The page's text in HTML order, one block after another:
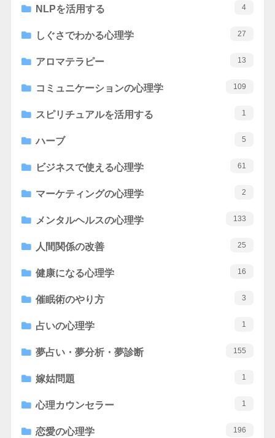
NLPを活用する 4
しぐさでわかる心理学 27
アロマテラピー 13
コミュニケーションの心理学 109
スピリチュアルを活用する 1
ハーブ 5
ビジネスで使える心理学 61
マーケティングの心理学 2
メンタルヘルスの心理学 133
人間関係の改善 25
健康になる心理学 16
催眠術のやり方 3
占いの心理学 1
夢占い・夢分析・夢診断 155
嫁姑問題 1
心理カウンセラー 1
恋愛の心理学 196